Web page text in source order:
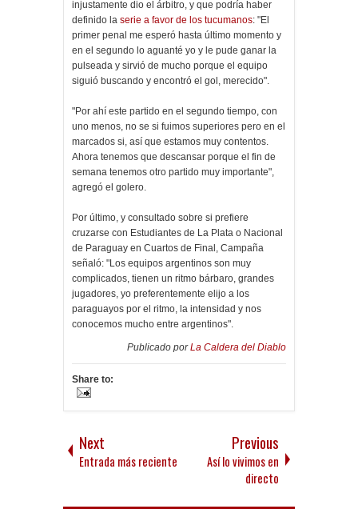
injustamente dio el árbitro, y que podría haber
definido la serie a favor de los tucumanos: "El
primer penal me esperó hasta último momento y
en el segundo lo aguanté yo y le pude ganar la
pulseada y sirvió de mucho porque el equipo
siguió buscando y encontró el gol, merecido".
"Por ahí este partido en el segundo tiempo, con
uno menos, no se si fuimos superiores pero en el
marcados si, así que estamos muy contentos.
Ahora tenemos que descansar porque el fin de
semana tenemos otro partido muy importante",
agregó el golero.
Por último, y consultado sobre si prefiere
cruzarse con Estudiantes de La Plata o Nacional
de Paraguay en Cuartos de Final, Campaña
señaló: "Los equipos argentinos son muy
complicados, tienen un ritmo bárbaro, grandes
jugadores, yo preferentemente elijo a los
paraguayos por el ritmo, la intensidad y nos
conocemos mucho entre argentinos".
Publicado porLa Caldera del Diablo
Share to:
Next
Entrada más reciente
Previous
Así lo vivimos en
directo